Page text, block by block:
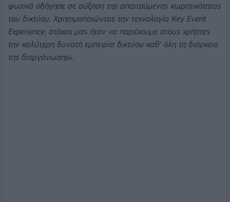
φυσικά οδήγησε σε αύξηση της απαιτούμενης χωρητικότητας
του δικτύου. Χρησιμοποιώντας την τεχνολογία Key Event
Experience, στόχος μας ήταν να παρέχουμε στους χρήστες
την καλύτερη δυνατή εμπειρία δικτύου καθ’ όλη τη διάρκεια
της διοργάνωσης».